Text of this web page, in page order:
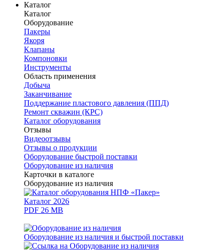
Каталог
Каталог
Оборудование
Пакеры
Якоря
Клапаны
Компоновки
Инструменты
Область применения
Добыча
Заканчивание
Поддержание пластового давления (ППД)
Ремонт скважин (КРС)
Каталог оборудования
Отзывы
Видеоотзывы
Отзывы о продукции
Оборудование быстрой поставки
Оборудование из наличия
Карточки в каталоге
Оборудование из наличия
Каталог 2026
PDF 26 MB
Оборудование из наличия и быстрой поставки